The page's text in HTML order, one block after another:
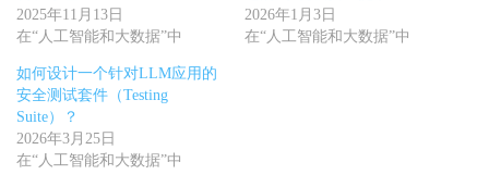
2025年11月13日
在“人工智能和大数据”中
2026年1月3日
在“人工智能和大数据”中
如何设计一个针对LLM应用的
安全测试套件（Testing
Suite）？
2026年3月25日
在“人工智能和大数据”中